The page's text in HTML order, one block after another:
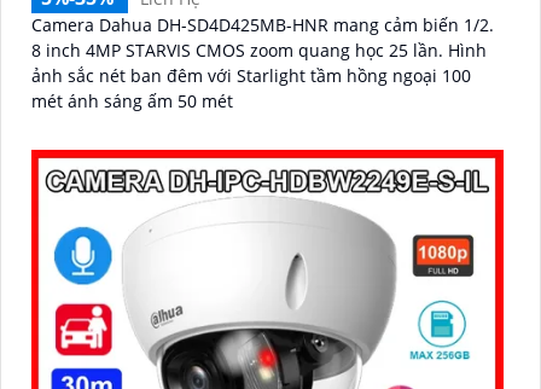
Camera Dahua DH-SD4D425MB-HNR mang cảm biến 1/2.
8 inch 4MP STARVIS CMOS zoom quang học 25 lần. Hình
ảnh sắc nét ban đêm với Starlight tầm hồng ngoại 100
mét ánh sáng ấm 50 mét